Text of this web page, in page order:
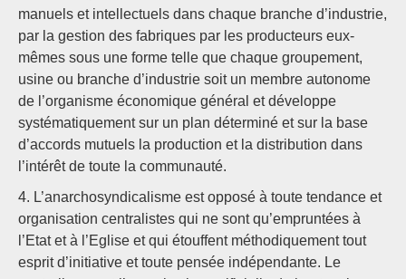
manuels et intellectuels dans chaque branche d’industrie,
par la gestion des fabriques par les producteurs eux-
mêmes sous une forme telle que chaque groupement,
usine ou branche d’industrie soit un membre autonome
de l’organisme économique général et développe
systématiquement sur un plan déterminé et sur la base
d’accords mutuels la production et la distribution dans
l’intérêt de toute la communauté.
4. L’anarchosyndicalisme est opposé à toute tendance et
organisation centralistes qui ne sont qu’empruntées à
l’Etat et à l’Eglise et qui étouffent méthodiquement tout
esprit d’initiative et toute pensée indépendante. Le